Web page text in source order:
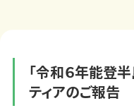
「令和６年能登
ティアのご報告